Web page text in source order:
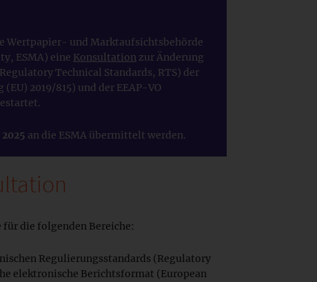
Wertpapier- und Marktaufsichtsbehörde
ESMA) eine Konsultation zur Änderung
Technical Standards, RTS) der
2019/815) und der EEAP-VO
an die ESMA übermittelt werden.
die folgenden Bereiche:
Regulierungsstandards (Regulatory
elektronische Berichtsformat (European